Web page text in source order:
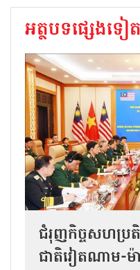
អត្ថបទផ្សេងទៀត
ជំរុញកិច្ចសហប្រតិប
ជាតិវៀតណាម-